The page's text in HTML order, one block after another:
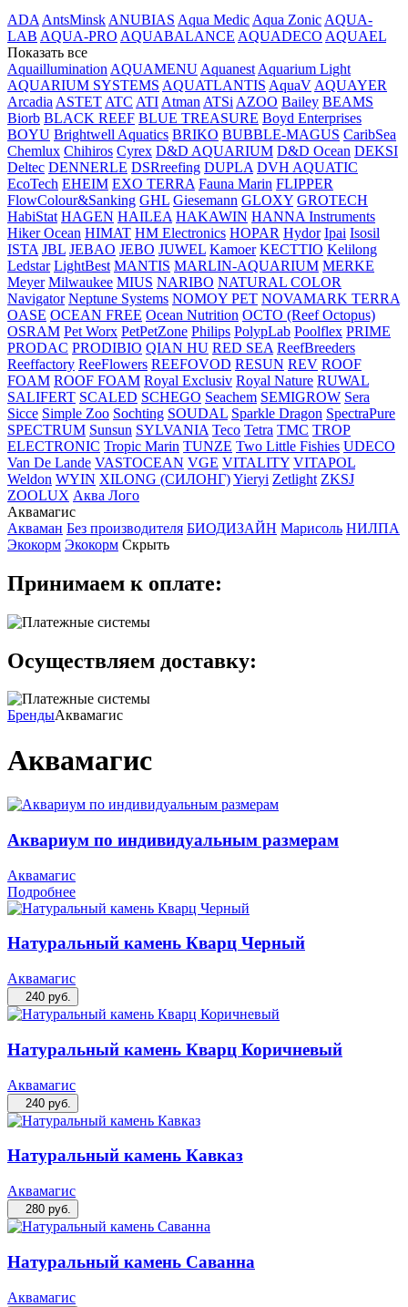
ADA AntsMinsk ANUBIAS Aqua Medic Aqua Zonic AQUA-
LAB AQUA-PRO AQUABALANCE AQUADECO AQUAEL
Показать все
Aquaillumination AQUAMENU Aquanest Aquarium Light
AQUARIUM SYSTEMS AQUATLANTIS AquaV AQUAYER
Arcadia ASTET ATC ATI Atman ATSi AZOO Bailey BEAMS
Biоrb BLACK REEF BLUE TREASURE Boyd Enterprises
BOYU Brightwell Aquatics BRIKO BUBBLE-MAGUS CaribSea
Chemlux Chihiros Cyrex D&D AQUARIUM D&D Ocean DEKSI
Deltec DENNERLE DSRreefing DUPLA DVH AQUATIC
EcoTech EHEIM EXO TERRA Fauna Marin FLIPPER
FlowColour&Sanking GHL Giesemann GLOXY GROTECH
HabiStat HAGEN HAILEA HAKAWIN HANNA Instruments
Hiker Ocean HIMAT HM Electronics HOPAR Hydor Ipai Isosil
ISTA JBL JEBAO JEBO JUWEL Kamoer KECTTIO Kelilong
Ledstar LightBest MANTIS MARLIN-AQUARIUM MERKE
Meyer Milwaukee MIUS NARIBO NATURAL COLOR
Navigator Neptune Systems NOMOY PET NOVAMARK TERRA
OASE OCEAN FREE Ocean Nutrition OCTO (Reef Octopus)
OSRAM Pet Worx PetPetZone Philips PolypLab Poolflex PRIME
PRODAC PRODIBIO QIAN HU RED SEA ReefBreeders
Reeffactory ReeFlowers REEFOVOD RESUN REV ROOF
FOAM ROOF FOAM Royal Exclusiv Royal Nature RUWAL
SALIFERT SCALED SCHEGO Seachem SEMIGROW Sera
Sicce Simple Zoo Sochting SOUDAL Sparkle Dragon SpectraPure
SPECTRUM Sunsun SYLVANIA Teco Tetra TMC TROP
ELECTRONIC Tropic Marin TUNZE Two Little Fishies UDECO
Van De Lande VASTOCEAN VGE VITALITY VITAPOL
Weldon WYIN XILONG (СИЛОНГ)Yieryi Zetlight ZKSJ
ZOOLUX Аква Лого
Аквамагис
Акваман Без производителя БИОДИЗАЙН Марисоль НИЛПА
Экокорм Экокорм Скрыть
Принимаем к оплате:
Осуществляем доставку:
БрендыАквамагис
Аквамагис
Аквариум по индивидуальным размерам
Аквамагис
Подробнее
Натуральный камень Кварц Черный
Аквамагис
240 руб.
Натуральный камень Кварц Коричневый
Аквамагис
240 руб.
Натуральный камень Кавказ
Аквамагис
280 руб.
Натуральный камень Саванна
Аквамагис